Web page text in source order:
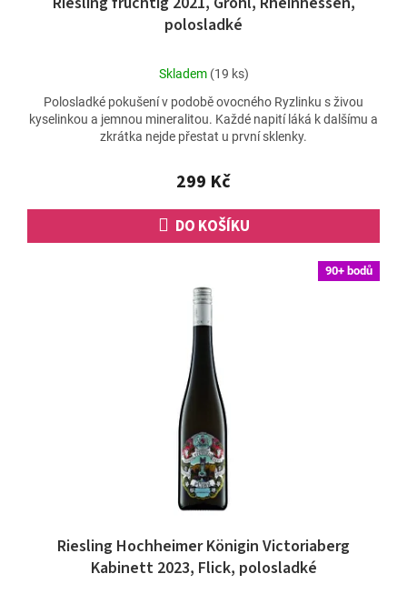
polosladké
Průměrné
produktu
je
5,0
5
hvězdiček.
Skladem (19 ks)
299 Kč
DO KOŠÍKU
Polosladké pokušení v podobě ovocného Ryzlinku s živou
kyselinkou a jemnou mineralitou. Každé napití láká k dalšímu a
zkrátka nejde přestat u první sklenky.
90+ bodů
Riesling Hochheimer Königin Victoriaberg
Kabinett 2023, Flick, polosladké